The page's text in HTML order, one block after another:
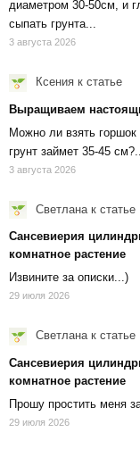
диаметром 30-50см, и
сыпать грунта...
3 августа 2026
Ксения к статье
Выращиваем
Можно ли взять
грунт займет 35-45 см?...
3 августа 2026
Светлана к статье
Сансевиерия
комнатное растение
Извините за описки...)
29 июля 2026
Светланак статье
Сансевиерия
комнатное растение
Прошу простить меня
29 июля 2026